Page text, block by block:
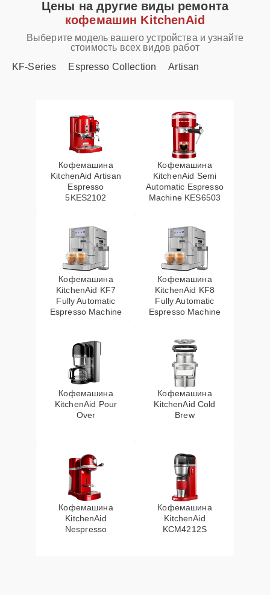
Цены на другие виды ремонта
кофемашин KitchenAid
Выберите модель вашего устройства и узнайте
стоимость всех видов работ
KF-Series
Espresso Collection Artisan
Кофемашина
KitchenAid Artisan
Espresso
5KES2102
Кофемашина
KitchenAid Semi
Automatic Espresso
Machine KES6503
Кофемашина
KitchenAid KF7
Fully Automatic
Espresso Machine
Кофемашина
KitchenAid KF8
Fully Automatic
Espresso Machine
Кофемашина
KitchenAid Pour
Over
Кофемашина
KitchenAid Cold
Brew
Кофемашина
KitchenAid
Nespresso
Кофемашина
KitchenAid
KCM4212S